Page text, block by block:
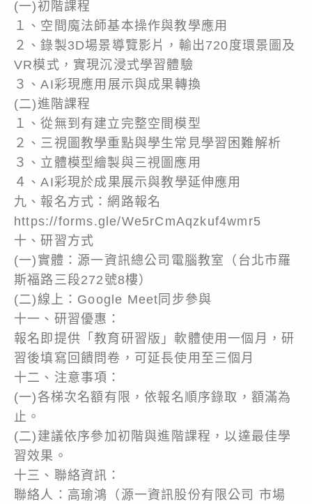
(一)初階課程
１、空間魔法師基本操作與教學應用
２、錄製3D場景導覽影片，輸出720度環景圖及
VR模式，實現沉浸式學習體驗
３、AI彩現應用展示與成果轉換
(二)進階課程
１、從無到有建立完整空間模型
２、三視圖教學重點與學生常見學習困難解析
３、立體模型繪製與三視圖應用
４、AI彩現於成果展示與教學延伸應用
九、報名方式：網路報名
https://forms.gle/We5rCmAqzkuf4wmr5
十、研習方式
(一)實體：源一資訊總公司電腦教室（台北市羅
斯福路三段272號8樓）
(二)線上：Google Meet同步參與
十一、研習優惠：
報名即提供「教育研習版」軟體使用一個月，研
習後填寫回饋問卷，可延長使用至三個月
十二、注意事項：
(一)各梯次名額有限，依報名順序錄取，額滿為
止。
(二)建議依序參加初階與進階課程，以達最佳學
習效果。
十三、聯絡資訊：
聯絡人：高瑜鴻（源一資訊股份有限公司 市場